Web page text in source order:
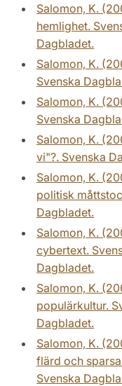
Salomon, K.
hemlighet.
Dagbladet.
Salomon, K.
Svenska
Salomon, K.
Svenska
Salomon, K.
vi"?. Svenska
Salomon, K.
politisk
Dagbladet.
Salomon, K.
cybertext.
Dagbladet.
Salomon, K.
populärkultur.
Dagbladet.
Salomon, K.
flärd och
Svenska